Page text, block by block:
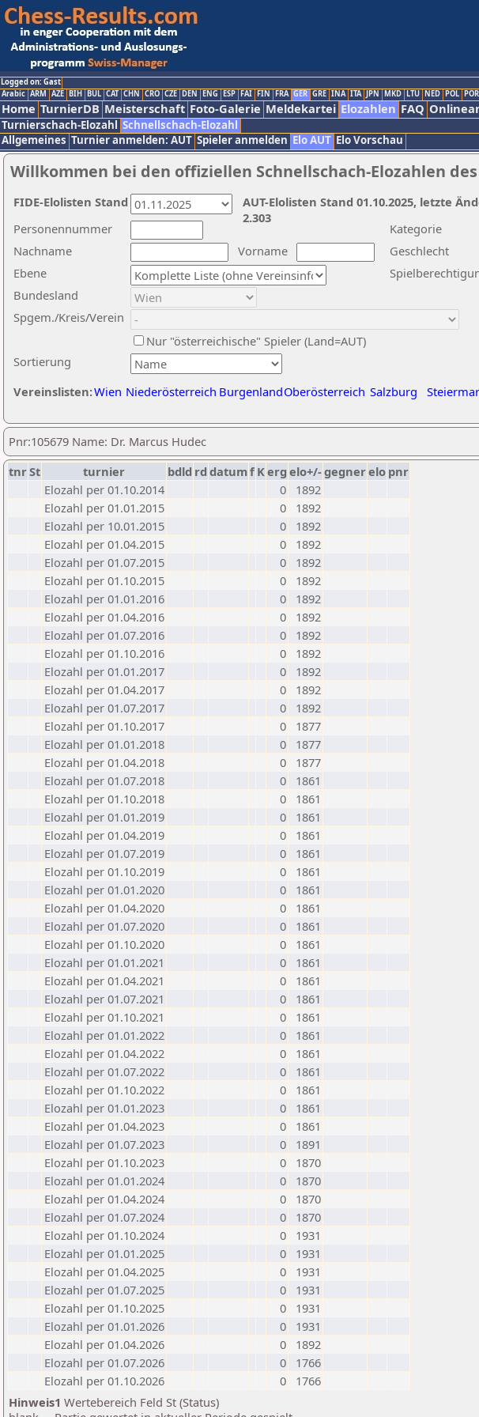
Logged on: Gast
Arabic ARM AZE BIH BUL CAT CHN CRO CZE DEN ENG ESP FAI FIN FRA GER GRE INA ITA JPN MKD LTU NED POL POR
Home TurnierDB Meisterschaft Foto-Galerie Meldekartei Elozahlen FAQ
Turnierschach-Elozahl Schnellschach-Elozahl
Allgemeines Turnier anmelden: AUT Spieler anmelden Elo AUT Elo Vorschau
Willkommen bei den offiziellen Schnellschach-Elozahlen des
Nachname
Vorname
Ebene
Kategorie
Sortierung
Personennummer
Bundesland
Spgem./Kreis/Verein
Geschlecht
Nur "österreichische" Spieler (Land=AUT)
Vereinslisten:Wien Niederösterreich BurgenlandOberösterreich Salzburg
AUT-Elolisten Stand 01.10.2025, letzte
2.303
FIDE-Elolisten Stand
Pnr:105679 Name: Dr. Marcus Hudec
tnrSt turnier bdld rd datumf Kerg elo+/-gegnerelo pnr
Elozahl per 01.10.2014
0
1892
Elozahl per 01.01.2015
0
1892
Elozahl per 10.01.2015
0
1892
Elozahl per 01.04.2015
0
1892
Elozahl per 01.07.2015
0
1892
Elozahl per 01.10.2015
0
1892
Elozahl per 01.01.2016
0
1892
Elozahl per 01.04.2016
0
1892
Elozahl per 01.07.2016
0
1892
Elozahl per 01.10.2016
0
1892
Elozahl per 01.01.2017
0
1892
Elozahl per 01.04.2017
0
1892
Elozahl per 01.07.2017
0
1892
Elozahl per 01.10.2017
0
1877
Elozahl per 01.01.2018
0
1877
Elozahl per 01.04.2018
0
1877
Elozahl per 01.07.2018
0
1861
Elozahl per 01.10.2018
0
1861
Elozahl per 01.01.2019
0
1861
Elozahl per 01.04.2019
0
1861
Elozahl per 01.07.2019
0
1861
Elozahl per 01.10.2019
0
1861
Elozahl per 01.01.2020
0
1861
Elozahl per 01.04.2020
0
1861
Elozahl per 01.07.2020
0
1861
Elozahl per 01.10.2020
0
1861
Elozahl per 01.01.2021
0
1861
Elozahl per 01.04.2021
0
1861
Elozahl per 01.07.2021
0
1861
Elozahl per 01.10.2021
0
1861
Elozahl per 01.01.2022
0
1861
Elozahl per 01.04.2022
0
1861
Elozahl per 01.07.2022
0
1861
Elozahl per 01.10.2022
0
1861
Elozahl per 01.01.2023
0
1861
Elozahl per 01.04.2023
0
1861
Elozahl per 01.07.2023
0
1891
Elozahl per 01.10.2023
0
1870
Elozahl per 01.01.2024
0
1870
Elozahl per 01.04.2024
0
1870
Elozahl per 01.07.2024
0
1870
Elozahl per 01.10.2024
0
1931
Elozahl per 01.01.2025
0
1931
Elozahl per 01.04.2025
0
1931
Elozahl per 01.07.2025
0
1931
Elozahl per 01.10.2025
0
1931
Elozahl per 01.01.2026
0
1931
Elozahl per 01.04.2026
0
1892
Elozahl per 01.07.2026
0
1766
Elozahl per 01.10.2026
0
1766
Hinweis1 Wertebereich Feld St (Status)